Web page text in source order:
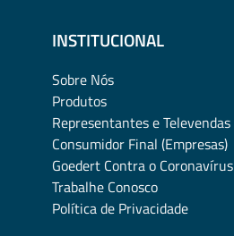
INSTITUCIONAL
Sobre Nós
Produtos
Representantes e Televendas
Consumidor Final (Empresas)
Goedert Contra o Coronavírus
Trabalhe Conosco
Política de Privacidade